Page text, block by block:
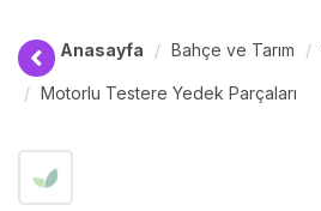
Anasayfa Bahçe ve Tarım
Motorlu Testere Yedek Parçaları